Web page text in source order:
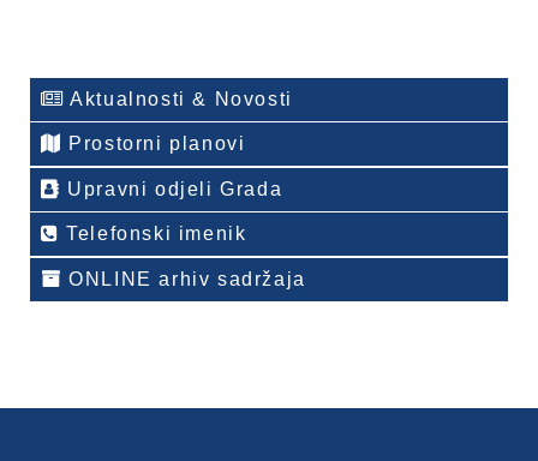
Aktualnosti & Novosti
Prostorni planovi
Upravni odjeli Grada
Telefonski imenik
ONLINE arhiv sadržaja